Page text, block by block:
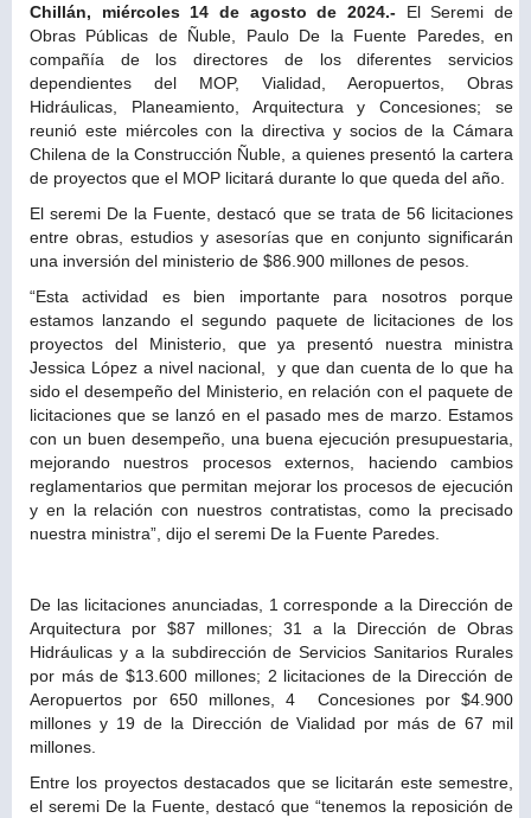
Chillán, miércoles 14 de agosto de 2024.- El Seremi de
Obras Públicas de Ñuble, Paulo De la Fuente Paredes, en
compañía de los directores de los diferentes servicios
dependientes del MOP, Vialidad, Aeropuertos, Obras
Hidráulicas, Planeamiento, Arquitectura y Concesiones; se
reunió este miércoles con la directiva y socios de la Cámara
Chilena de la Construcción Ñuble, a quienes presentó la cartera
de proyectos que el MOP licitará durante lo que queda del año.
El seremi De la Fuente, destacó que se trata de 56 licitaciones
entre obras, estudios y asesorías que en conjunto significarán
una inversión del ministerio de $86.900 millones de pesos.
“Esta actividad es bien importante para nosotros porque
estamos lanzando el segundo paquete de licitaciones de los
proyectos del Ministerio, que ya presentó nuestra ministra
Jessica López a nivel nacional, y que dan cuenta de lo que ha
sido el desempeño del Ministerio, en relación con el paquete de
licitaciones que se lanzó en el pasado mes de marzo. Estamos
con un buen desempeño, una buena ejecución presupuestaria,
mejorando nuestros procesos externos, haciendo cambios
reglamentarios que permitan mejorar los procesos de ejecución
y en la relación con nuestros contratistas, como la precisado
nuestra ministra”, dijo el seremi De la Fuente Paredes.
De las licitaciones anunciadas, 1 corresponde a la Dirección de
Arquitectura por $87 millones; 31 a la Dirección de Obras
Hidráulicas y a la subdirección de Servicios Sanitarios Rurales
por más de $13.600 millones; 2 licitaciones de la Dirección de
Aeropuertos por 650 millones, 4 Concesiones por $4.900
millones y 19 de la Dirección de Vialidad por más de 67 mil
millones.
Entre los proyectos destacados que se licitarán este semestre,
el seremi De la Fuente, destacó que “tenemos la reposición de